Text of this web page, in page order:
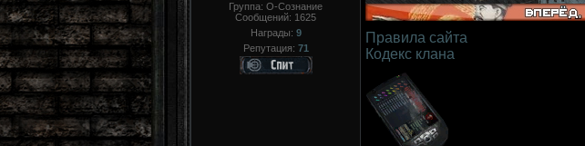
Группа: О-Сознание
Сообщений: 1625
Награды: 9
Репутация: 71
Правила сайта
Кодекс клана